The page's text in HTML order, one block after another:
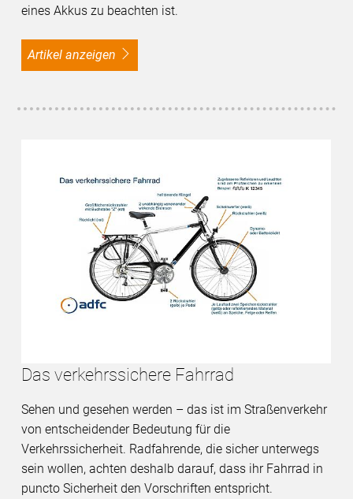
eines Akkus zu beachten ist.
Artikel anzeigen
Das verkehrssichere Fahrrad
Sehen und gesehen werden – das ist im Straßenverkehr
von entscheidender Bedeutung für die
Verkehrssicherheit. Radfahrende, die sicher unterwegs
sein wollen, achten deshalb darauf, dass ihr Fahrrad in
puncto Sicherheit den Vorschriften entspricht.